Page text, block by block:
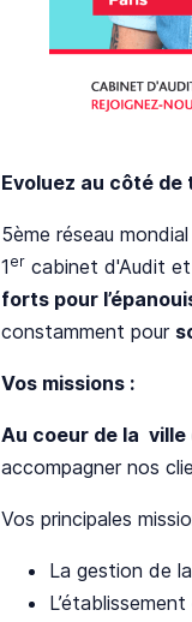
Evoluez au côté
5ème réseau
1 er cabinet d'Audit
forts pour
constamment pour
Vos missions :
Au coeur de la ville
accompagner nos
Vos principales
La gestion de